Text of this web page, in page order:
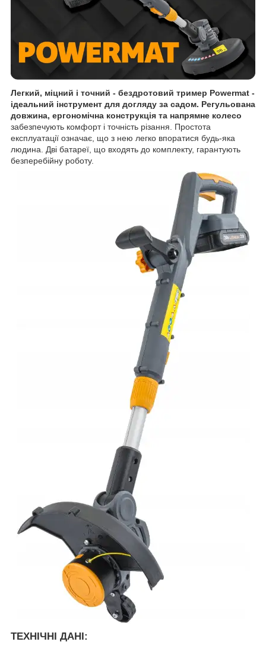
Легкий, міцний і точний - бездротовий тример Powermat -
ідеальний інструмент для догляду за садом. Регульована
довжина, ергономічна конструкція та напрямне колесо
забезпечують комфорт і точність різання. Простота
експлуатації означає, що з нею легко впоратися будь-яка
людина. Дві батареї, що входять до комплекту, гарантують
безперебійну роботу.
ТЕХНІЧНІ ДАНІ: